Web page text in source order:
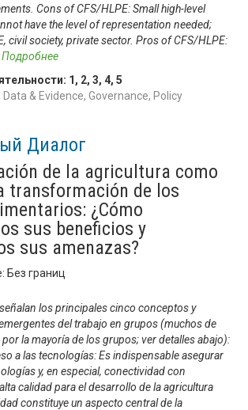
Cons of CFS/HLPE: Small high-level
have the level of representation needed;
civil society, private sector. Pros of CFS/HLPE:
Подробнее
1 , 2, 3, 4, 5
& Evidence, Governance, Policy
Диалог
de la agricultura como
transformación de los
¿Cómo
sus beneficios y
sus amenazas?
Без границ
los principales cinco conceptos y
del trabajo en grupos (muchos de
la mayoría de los grupos; ver detalles abajo):
a las tecnologías: Es indispensable asegurar
y, en especial, conectividad con
calidad para el desarrollo de la agricultura
constituye un aspecto central de la